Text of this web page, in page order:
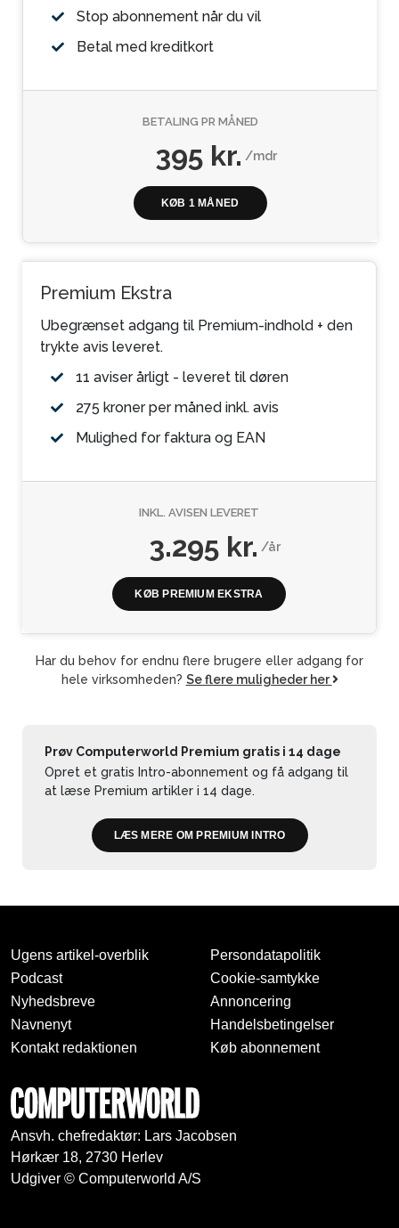
Stop abonnement når du vil
Betal med kreditkort
BETALING PR MÅNED
395 kr./mdr
KØB 1 MÅNED
Premium Ekstra
Ubegrænset adgang til Premium-indhold + den
trykte avis leveret.
11 aviser årligt - leveret til døren
275 kroner per måned inkl. avis
Mulighed for faktura og EAN
INKL. AVISEN LEVERET
3.295 kr./år
KØB PREMIUM EKSTRA
Har du behov for endnu flere brugere eller adgang for
hele virksomheden? Se flere muligheder her
Prøv Computerworld Premium gratis i 14 dage
Opret et gratis Intro-abonnement og få adgang til
at læse Premium artikler i 14 dage.
LÆS MERE OM PREMIUM INTRO
Ugens artikel-overblik
Podcast
Nyhedsbreve
Navnenyt
Kontakt redaktionen
Persondatapolitik
Cookie-samtykke
Annoncering
Handelsbetingelser
Køb abonnement
Ansvh. chefredaktør: Lars Jacobsen
Hørkær 18, 2730 Herlev
Udgiver © Computerworld A/S